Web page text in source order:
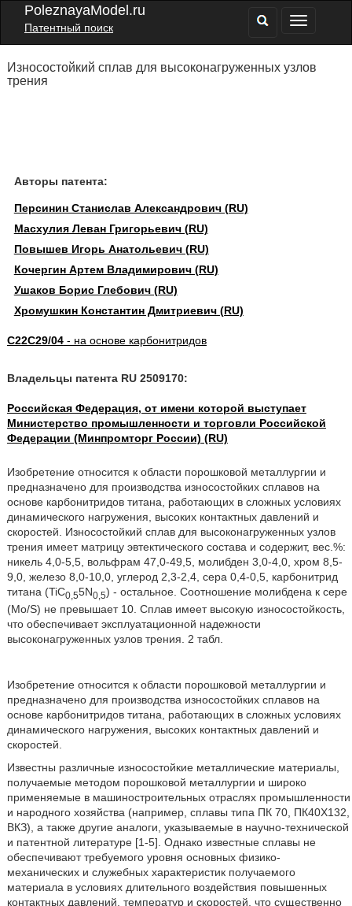
PoleznayaModel.ru
Патентный поиск
Износостойкий сплав для высоконагруженных узлов
трения
Авторы патента:
Персинин Станислав Александрович (RU)
Масхулия Леван Григорьевич (RU)
Повышев Игорь Анатольевич (RU)
Кочергин Артем Владимирович (RU)
Ушаков Борис Глебович (RU)
Хромушкин Константин Дмитриевич (RU)
C22C29/04- на основе карбонитридов
Владельцы патента RU 2509170:
Российская Федерация, от имени которой выступает
Министерство промышленности и торговли Российской
Федерации (Минпромторг России) (RU)
Изобретение относится к области порошковой металлургии и
предназначено для производства износостойких сплавов на
основе карбонитридов титана, работающих в сложных условиях
динамического нагружения, высоких контактных давлений и
скоростей. Износостойкий сплав для высоконагруженных узлов
трения имеет матрицу эвтектического состава и содержит, вес.%:
никель 4,0-5,5, вольфрам 47,0-49,5, молибден 3,0-4,0, хром 8,5-
9,0, железо 8,0-10,0, углерод 2,3-2,4, сера 0,4-0,5, карбонитрид
титана (TiC0,55N0,5) - остальное. Соотношение молибдена к сере
(Mo/S) не превышает 10. Сплав имеет высокую износостойкость,
что обеспечивает эксплуатационной надежности
высоконагруженных узлов трения. 2 табл.
Изобретение относится к области порошковой металлургии и
предназначено для производства износостойких сплавов на
основе карбонитридов титана, работающих в сложных условиях
динамического нагружения, высоких контактных давлений и
скоростей.
Известны различные износостойкие металлические материалы,
получаемые методом порошковой металлургии и широко
применяемые в машиностроительных отраслях промышленности
и народного хозяйства (например, сплавы типа ПК 70, ПК40Х132,
ВКЗ), а также другие аналоги, указываемые в научно-технической
и патентной литературе [1-5]. Однако известные сплавы не
обеспечивают требуемого уровня основных физико-
механических и служебных характеристик получаемого
материала в условиях длительного воздействия повышенных
контактных давлений, температур и скоростей, что существенно